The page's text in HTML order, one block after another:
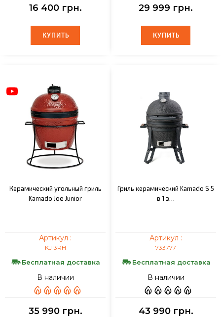
16 400 грн.
КУПИТЬ
КУПИТЬ
29 999 грн.
КУПИТЬ
КУПИТЬ
Керамический угольный гриль
Kamado Joe Junior
Артикул :
KJ13RH
Бесплатная доставка
В наличии
35 990 грн.
Гриль керамический Kamado S 5
в 1 з…
Артикул :
733777
Бесплатная доставка
В наличии
43 990 грн.